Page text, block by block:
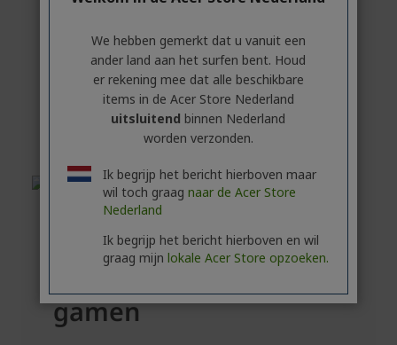
We hebben gemerkt dat u vanuit een
ander land aan het surfen bent. Houd
er rekening mee dat alle beschikbare
items in de Acer Store Nederland
uitsluitend binnen Nederland
worden verzonden.
Ik begrijp het bericht hierboven maar
wil toch graag naar de Acer Store
Nederland
Ik begrijp het bericht hierboven en wil
graag mijn lokale Acer Store opzoeken.